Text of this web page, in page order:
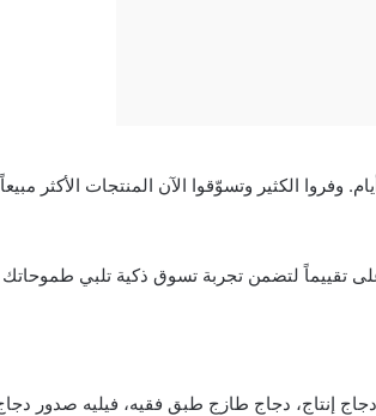
لولو الإحساء اليوم 3 يونيو 2026 الموافق 17 ذو الحجة 1447 عروض الــ 3 أيام. وفروا
تقييماً لتضمن تجربة تسوق ذكية تلبي
إنتاج، دجاج طازج طبق فقيه، فيليه صدور دجاج